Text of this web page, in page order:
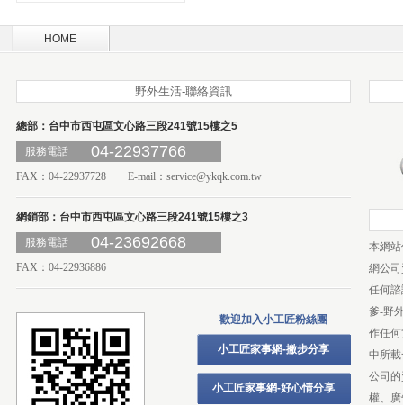
HOME
野外生活-聯絡資訊
總部：台中市西屯區文心路三段241號15樓之5
服務電話
04-22937766
FAX：04-22937728 E-mail： service@ykqk.com.tw
網銷部：台中市西屯區文心路三段241號15樓之3
服務電話
04-23692668
FAX：04-22936886
歡迎加入小工匠粉絲團
小工匠家事網-撇步分享
小工匠家事網-好心情分享
本網
網公
任何
爹-野
作任
中所
公司
權、